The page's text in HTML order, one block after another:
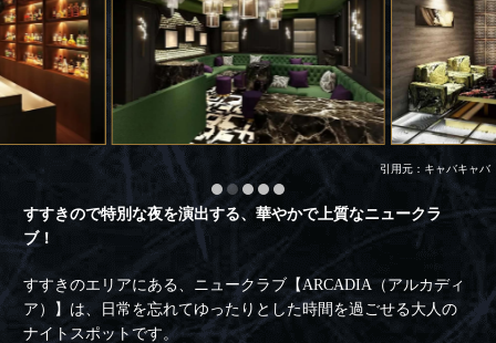
引用元：キャバキャバ
すすきので特別な夜を演出する、華やかで上質なニュークラ
ブ！
すすきのエリアにある、ニュークラブ【ARCADIA（アルカディ
ア）】は、日常を忘れてゆったりとした時間を過ごせる大人の
ナイトスポットです。